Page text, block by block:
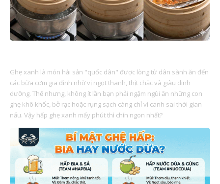
Ghẹ xanh là món hải sản "quốc dân" được lòng từ dân sành ăn đến
các bữa cơm gia đình nhờ vị ngọt thanh, thịt chắc và giàu dinh
dưỡng. Thế nhưng, không ít lần bạn phải ngậm ngùi ăn những con
ghẹ khô khốc, bở rạc hoặc rụng sạch càng chỉ vì canh sai thời gian
nấu. Vậy hấp ghẹ xanh mấy phút thì chín ngon nhất?